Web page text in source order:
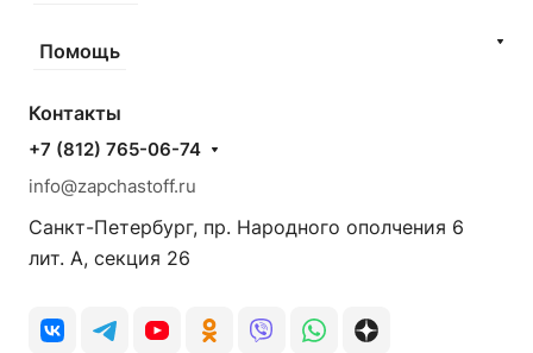
Помощь
Контакты
+7 (812) 765-06-74
info@zapchastoff.ru
Санкт-Петербург, пр. Народного ополчения 6
лит. А, секция 26